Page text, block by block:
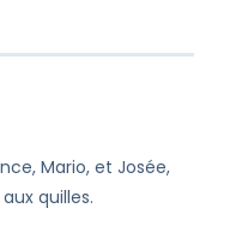
Mario, et Josée,
quilles.